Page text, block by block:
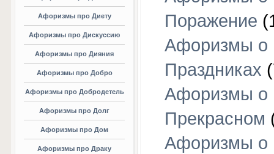
Афоризмы про Диету
Афоризмы про Дискуссию
Афоризмы про Дияния
Афоризмы про Добро
Афоризмы про Добродетель
Афоризмы про Долг
Афоризмы про Дом
Афоризмы про Драку
Поражение
Афоризмы о
Праздниках
Афоризмы о
Прекрасном
Афоризмы о